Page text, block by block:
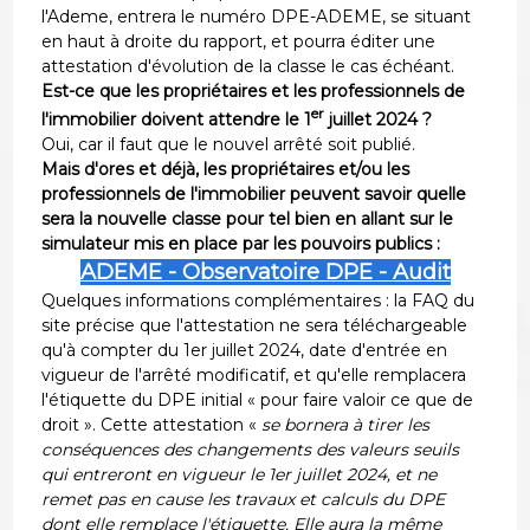
l'Ademe, entrera le numéro DPE-ADEME, se situant
en haut à droite du rapport, et pourra éditer une
attestation d'évolution de la classe le cas échéant.
Est-ce que les propriétaires et les professionnels de
l'immobilier doivent attendre le 1er juillet 2024 ?
Oui, car il faut que le nouvel arrêté soit publié.
Mais d'ores et déjà, les propriétaires et/ou les
professionnels de l'immobilier peuvent savoir quelle
sera la nouvelle classe pour tel bien en allant sur le
simulateur mis en place par les pouvoirs publics :
ADEME - Observatoire DPE - Audit
Quelques informations complémentaires : la FAQ du
site précise que l'attestation ne sera téléchargeable
qu'à compter du 1er juillet 2024, date d'entrée en
vigueur de l'arrêté modificatif, et qu'elle remplacera
l'étiquette du DPE initial « pour faire valoir ce que de
droit ». Cette attestation « se bornera à tirer les
conséquences des changements des valeurs seuils
qui entreront en vigueur le 1er juillet 2024, et ne
remet pas en cause les travaux et calculs du DPE
dont elle remplace l'étiquette. Elle aura la même